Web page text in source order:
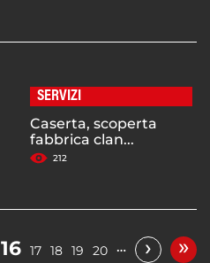
SERVIZI
Caserta, scoperta
fabbrica clan...
212
16 17 18 19 20 … › »